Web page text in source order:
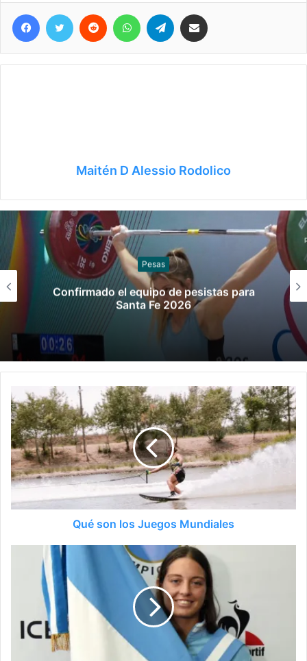
Facebook
Twitter Reddit WhatsAppTelegram
Maitén D Alessio Rodolico
Pesas
Confirmado el equipo de pesistas para
Santa Fe 2026
Qué son los Juegos Mundiales